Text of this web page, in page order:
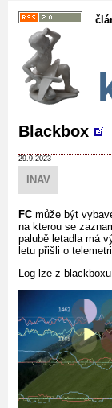
Blackbox
29.9.2023
INAV
FC může být
na kterou se
palubě letadla má
letu přišli o
Log lze z